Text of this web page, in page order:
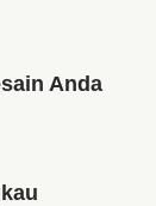
Anda